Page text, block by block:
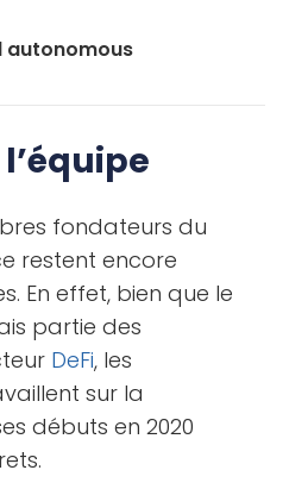
autonomous
fondateurs du
restent encore
En effet, bien que le
partie des
DeFi, les
sur la
débuts en 2020